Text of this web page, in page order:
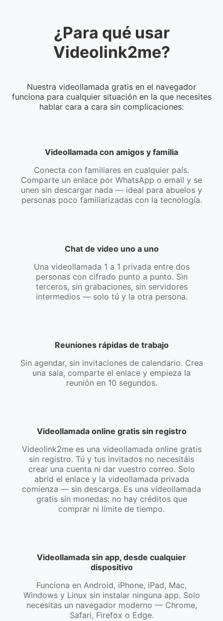
¿Para qué usar
Videolink2me?
Nuestra videollamada gratis en el navegador
funciona para cualquier situación en la que necesites
hablar cara a cara sin complicaciones:
Videollamada con amigos y familia
Conecta con familiares en cualquier país.
Comparte un enlace por WhatsApp o email y se
unen sin descargar nada — ideal para abuelos y
personas poco familiarizadas con la tecnología.
Chat de video uno a uno
Una videollamada 1 a 1 privada entre dos
personas con cifrado punto a punto. Sin
terceros, sin grabaciones, sin servidores
intermedios — solo tú y la otra persona.
Reuniones rápidas de trabajo
Sin agendar, sin invitaciones de calendario. Crea
una sala, comparte el enlace y empieza la
reunión en 10 segundos.
Videollamada online gratis sin registro
Videolink2me es una videollamada online gratis
sin registro. Tú y tus invitados no necesitáis
crear una cuenta ni dar vuestro correo. Solo
abrid el enlace y la videollamada privada
comienza — sin descarga. Es una videollamada
gratis sin monedas: no hay créditos que
comprar ni límite de tiempo.
Videollamada sin app, desde cualquier
dispositivo
Funciona en Android, iPhone, iPad, Mac,
Windows y Linux sin instalar ninguna app. Solo
necesitas un navegador moderno — Chrome,
Safari, Firefox o Edge.